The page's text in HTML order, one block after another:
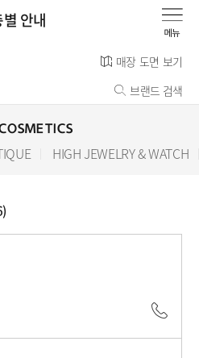
안내
매장 도면 보기
브랜드 검색
HIGH JEWELRY & WATCH